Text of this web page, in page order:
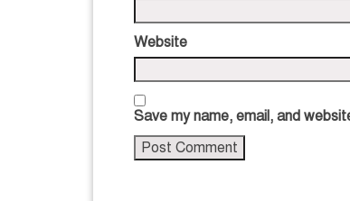
Website
Save my name, email, and